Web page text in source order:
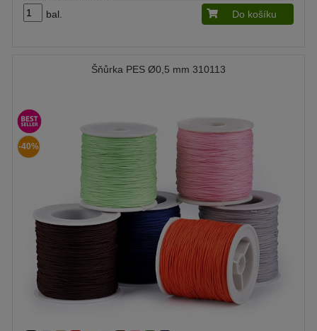
bal. Do košíku
Šňůrka PES Ø0,5 mm 310113
-40%